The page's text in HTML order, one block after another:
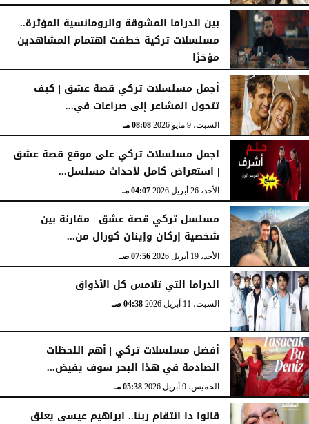
بين الدراما المشوقة والرومانسية المؤثرة..
مسلسلات تركية خطفت اهتمام المشاهدين
مؤخرًا
الجمعة، 15 مايو 2026 04:30 مـ
أجمل مسلسلات تركي قصة عشق | كيف
تتحول المشاعر إلى صراعات في...
السبت، 9 مايو 2026 08:08 مـ
اجمل مسلسلات تركي على موقع قصة عشق
| استعراض كامل لأحداث مسلسل...
الأحد، 26 أبريل 2026 04:07 مـ
مسلسل تركي قصة عشق | مقارنة بين
شخصية إركان وإينان كورال من...
الأحد، 19 أبريل 2026 07:56 صـ
الدراما التي تلامس كل الأذواق
السبت، 11 أبريل 2026 04:38 صـ
أفضل مسلسلات تركي | أهم اللحظات
الصادمة في هذا البحر سوف يفيض...
الخميس، 9 أبريل 2026 05:38 مـ
قالوا دا انتقام ربنا.. ابراهيم عيسى يعلق